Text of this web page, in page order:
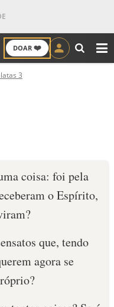
DOAR ❤️
3
coisa: foi pela
o Espírito,
que, tendo
agora se